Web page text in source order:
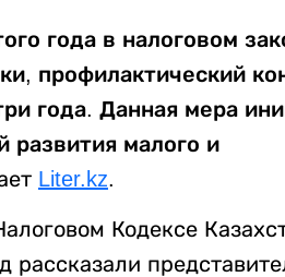
года в налоговом
профилактический
года. Данная мера
развития малого и
Liter.kz.
Кодексе
рассказали